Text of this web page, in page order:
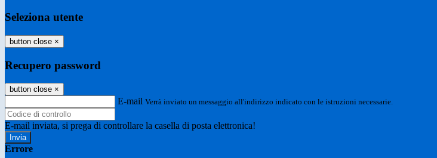
Seleziona utente
button close ×
Recupero password
button close ×
E-mail Verrà inviato un messaggio all'indirizzo indicato con le istruzioni necessarie.
E-mail inviata, si prega di controllare la casella di posta elettronica!
Errore